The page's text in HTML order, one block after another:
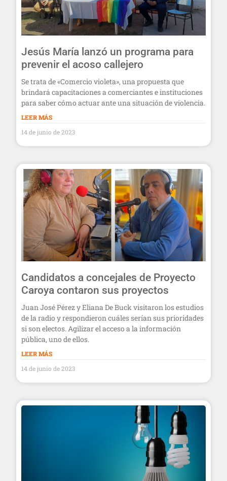
Jesús María lanzó un programa para
prevenir el acoso callejero
Se trata de «Comercio violeta», una propuesta que
brindará capacitaciones a comerciantes e instituciones
para saber cómo actuar ante una situación de violencia.
LEER MÁS
14 de junio de 2023
Candidatos a concejales de Proyecto
Caroya contaron sus proyectos
Juan José Pérez y Eliana De Buck visitaron los estudios
de la radio y respondieron cuáles serían sus prioridades
si son electos. Agilizar el acceso a la información
pública, uno de ellos.
LEER MÁS
14 de junio de 2023